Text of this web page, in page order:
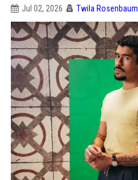
Jul 02, 2026 Twila Rosenbaum